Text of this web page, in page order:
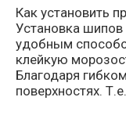
Как установить
Установка
удобным
клейкую
Благодаря
поверхностях.